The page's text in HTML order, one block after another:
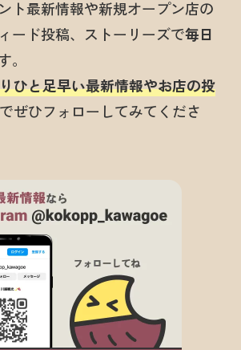
ト最新情報や新規オープン店の
ード投稿、ストーリーズで毎日
。
ひと足早い最新情報やお店の投
ぜひフォローしてみてくださ